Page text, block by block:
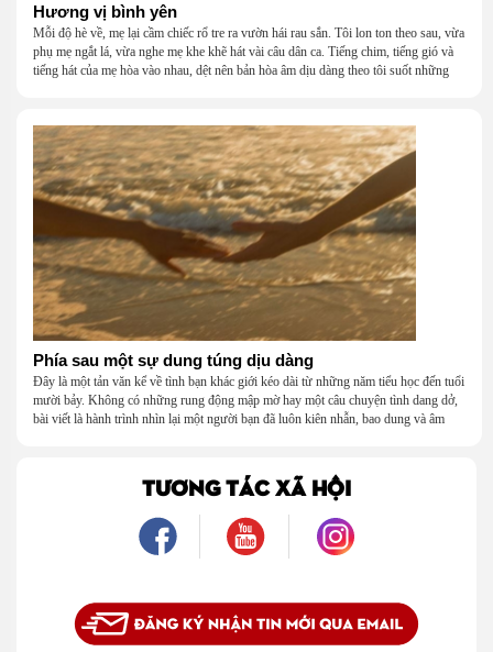
Hương vị bình yên
Mỗi độ hè về, mẹ lại cầm chiếc rổ tre ra vườn hái rau sắn. Tôi lon ton theo sau, vừa
phụ mẹ ngắt lá, vừa nghe mẹ khe khẽ hát vài câu dân ca. Tiếng chim, tiếng gió và
tiếng hát của mẹ hòa vào nhau, dệt nên bản hòa âm dịu dàng theo tôi suốt những
Phía sau một sự dung túng dịu dàng
Đây là một tản văn kể về tình bạn khác giới kéo dài từ những năm tiểu học đến tuổi
mười bảy. Không có những rung động mập mờ hay một câu chuyện tình dang dở,
bài viết là hành trình nhìn lại một người bạn đã luôn kiên nhẫn, bao dung và âm
là một mối tình, mà là một người luôn cho tôi quyền được là chính mình.
TƯƠNG TÁC XÃ HỘI